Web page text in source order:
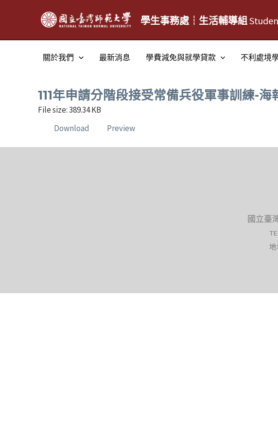
學生事務處┆生活輔導組
關於我們 最新消息 學費減免與就學貸款 不利處境
111年申請分階段接受常備兵役軍事訓練-海
File size: 389.34 KB
Download
Preview
國立臺
地